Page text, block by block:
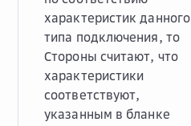
характеристик данного
типа подключения, то
Стороны считают, что
характеристики
соответствуют,
указанным в бланке